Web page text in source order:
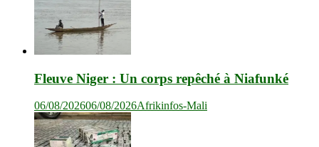
Fleuve Niger : Un corps repêché à Niafunké
06/08/202606/08/2026Afrikinfos-Mali